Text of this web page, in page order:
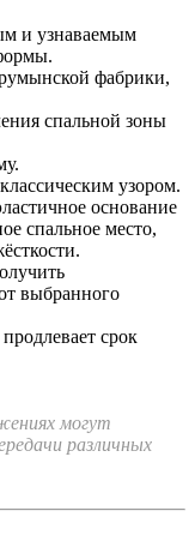
и узнаваемым
фабрики,
спальной зоны
узором.
основание
спальное место,
выбранного
срок
могут
различных